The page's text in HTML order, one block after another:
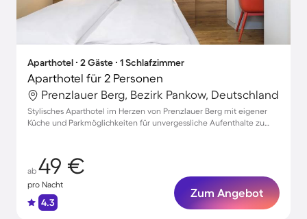
Aparthotel ∙ 2 Gäste ∙ 1 Schlafzimmer
Aparthotel für 2 Personen
Prenzlauer Berg, Bezirk Pankow, Deutschland
Stylisches Aparthotel im Herzen von Prenzlauer Berg mit eigener
Küche und Parkmöglichkeiten für unvergessliche Aufenthalte zu
ab 49 €
pro Nacht
4.3
Zum Angebot